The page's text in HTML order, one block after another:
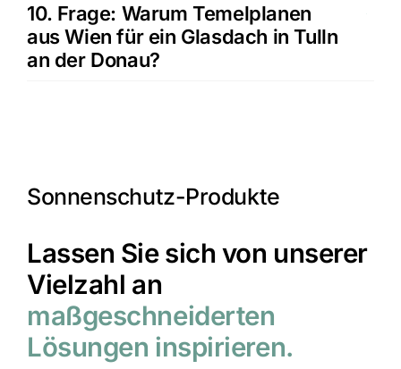
10. Frage: Warum Temelplanen
aus Wien für ein Glasdach in Tulln
an der Donau?
Sonnenschutz-Produkte
Lassen Sie sich von unserer
Vielzahl an
maßgeschneiderten
Lösungen inspirieren.